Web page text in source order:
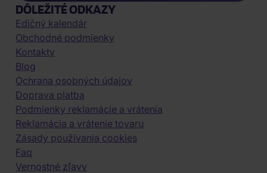
DÔLEŽITÉ ODKAZY
Edičný kalendár
Obchodné podmienky
Kontakty
Blog
Ochrana osobných údajov
Doprava platba
Podmienky reklamácie a vrátenia
Reklamácia a vrátenie tovaru
Zásady používania cookies
Faq
Vernostné zľavy